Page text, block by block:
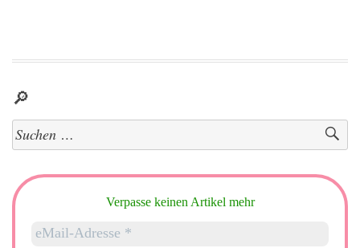
🔎
Suchen
nach:
Verpasse keinen Artikel mehr